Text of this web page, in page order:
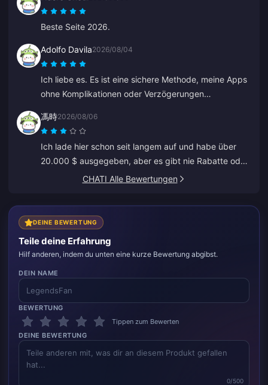
Beste Seite 2026.
Adolfo Davila2026/08/04
Ich liebe es. Es ist eine sichere Methode, meine Apps
ohne Komplikationen oder Verzögerungen
betrogen werde.
馮時2026/08/06
Ich lade hier schon seit langem auf und habe über
20.000 $ ausgegeben, aber es gibt nie Rabatte oder
Sonderangebote. Andere Plattformen bieten
keine Belohnungen für treue Kunden zu sehen.
CHATI Alle Bewertungen
DEINE BEWERTUNG
Teile deine Erfahrung
Hilf anderen, indem du unten eine kurze Bewertung abgibst.
DEIN NAME
BEWERTUNG
Tippen zum Bewerten
DEINE BEWERTUNG
0/500